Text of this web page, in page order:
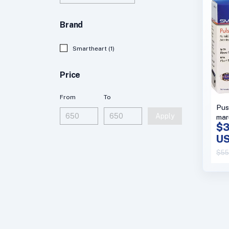
Brand
Smartheart (1)
Price
From To
Apply